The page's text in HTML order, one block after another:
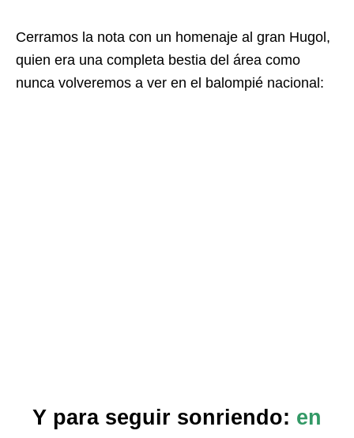
Cerramos la nota con un homenaje al gran Hugol,
quien era una completa bestia del área como
nunca volveremos a ver en el balompié nacional:
Y para seguir sonriendo: en